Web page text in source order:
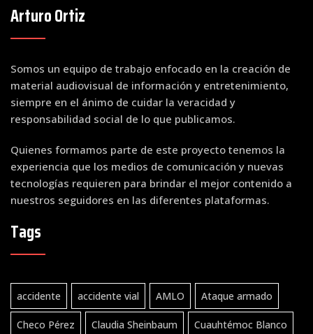
Arturo Ortiz
Somos un equipo de trabajo enfocado en la creación de
material audiovisual de información y entretenimiento,
siempre en el ánimo de cuidar la veracidad y
responsabilidad social de lo que publicamos.
Quienes formamos parte de este proyecto tenemos la
experiencia que los medios de comunicación y nuevas
tecnologías requieren para brindar el mejor contenido a
nuestros seguidores en las diferentes plataformas.
Tags
accidente accidente vial AMLO Ataque armado
Checo Pérez Claudia Sheinbaum Cuauhtémoc Blanco